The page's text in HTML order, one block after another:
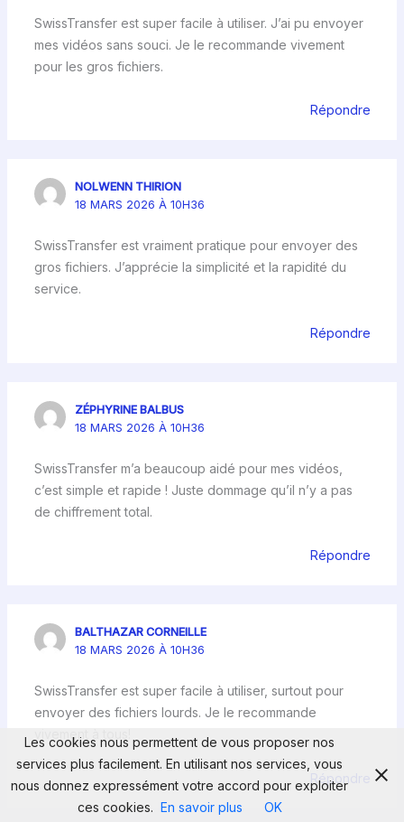
SwissTransfer est super facile à utiliser. J’ai pu envoyer
mes vidéos sans souci. Je le recommande vivement
pour les gros fichiers.
Répondre
NOLWENN THIRION
18 MARS 2026 À 10H36
SwissTransfer est vraiment pratique pour envoyer des
gros fichiers. J’apprécie la simplicité et la rapidité du
service.
Répondre
ZÉPHYRINE BALBUS
18 MARS 2026 À 10H36
SwissTransfer m’a beaucoup aidé pour mes vidéos,
c’est simple et rapide ! Juste dommage qu’il n’y a pas
de chiffrement total.
Répondre
BALTHAZAR CORNEILLE
18 MARS 2026 À 10H36
SwissTransfer est super facile à utiliser, surtout pour
envoyer des fichiers lourds. Je le recommande
vivement à tous!
Répondre
Les cookies nous permettent de vous proposer nos
services plus facilement. En utilisant nos services, vous
nous donnez expressément votre accord pour exploiter
ces cookies. En savoir plus OK